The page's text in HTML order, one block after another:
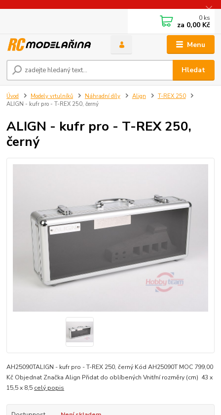
Menu
Hledat
0 ks
za 0,00 Kč
Úvod Modely vrtulníků Náhradní díly Align
T-REX 250
ALIGN - kufr pro - T-REX 250, černý
ALIGN - kufr pro - T-REX 250,
černý
AH25090TALIGN - kufr pro - T-REX 250, černý Kód AH25090T MOC 799,00
Kč Objednat Značka Align Přidat do oblíbených Vnitřní rozměry (cm) 43 x
15,5 x 8,5 celý popis